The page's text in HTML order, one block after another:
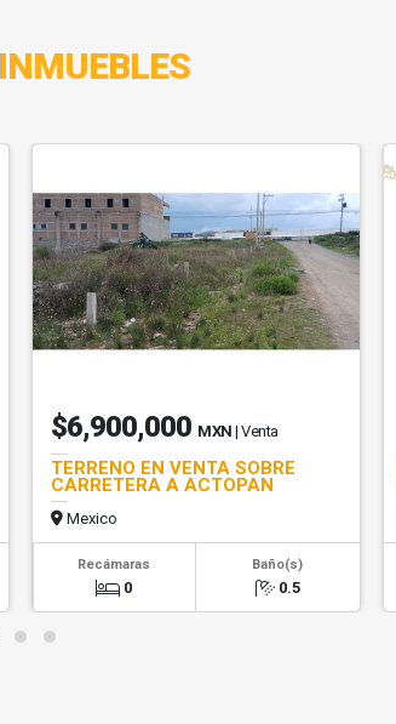
INMUEBLES
$6,900,000 MXN | Venta
TERRENO EN VENTA SOBRE
CARRETERA A ACTOPAN
Mexico
Recámaras
0
Baño(s)
0.5